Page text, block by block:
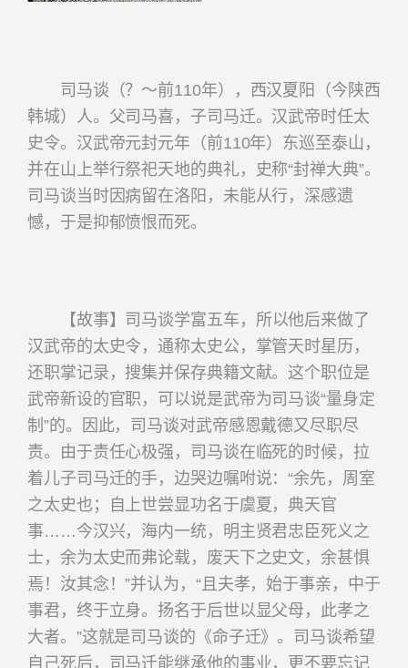
司马谈（？～前110年），西汉夏阳（今陕西
韩城）人。父司马喜，子司马迁。汉武帝时任太
史令。汉武帝元封元年（前110年）东巡至泰山，
并在山上举行祭祀天地的典礼，史称“封禅大典”。
司马谈当时因病留在洛阳，未能从行，深感遗
憾，于是抑郁愤恨而死。
【故事】司马谈学富五车，所以他后来做了
汉武帝的太史令，通称太史公，掌管天时星历，
还职掌记录，搜集并保存典籍文献。这个职位是
武帝新设的官职，可以说是武帝为司马谈“量身定
制”的。因此，司马谈对武帝感恩戴德又尽职尽
责。由于责任心极强，司马谈在临死的时候，拉
着儿子司马迁的手，边哭边嘱咐说：“余先，周室
之太史也；自上世尝显功名于虞夏，典天官
事……今汉兴，海内一统，明主贤君忠臣死义之
士，余为太史而弗论载，废天下之史文，余甚惧
焉！汝其念！”并认为，“且夫孝，始于事亲，中于
事君，终于立身。扬名于后世以显父母，此孝之
大者。”这就是司马谈的《命子迁》。 司马谈希望
自己死后，司马迁能继承他的事业，更不要忘记